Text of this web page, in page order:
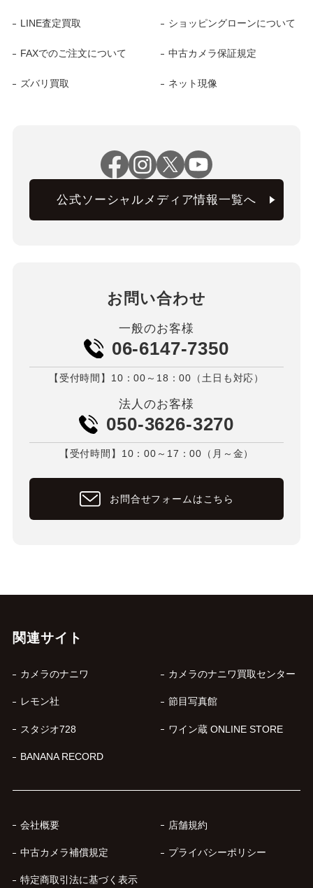
LINE査定買取 ショッピングローンについて
FAXでのご注文について 中古カメラ保証規定
ズバリ買取 ネット現像
公式ソーシャルメディア情報一覧へ
お問い合わせ
一般のお客様
06-6147-7350
【受付時間】10：00～18：00（土日も対応）
法人のお客様
050-3626-3270
【受付時間】10：00～17：00（月～金）
お問合せフォームはこちら
関連サイト
カメラのナニワ カメラのナニワ買取センター
レモン社 節目写真館
スタジオ728 ワイン蔵 ONLINE STORE
BANANA RECORD
会社概要 店舗規約
中古カメラ補償規定 プライバシーポリシー
特定商取引法に基づく表示